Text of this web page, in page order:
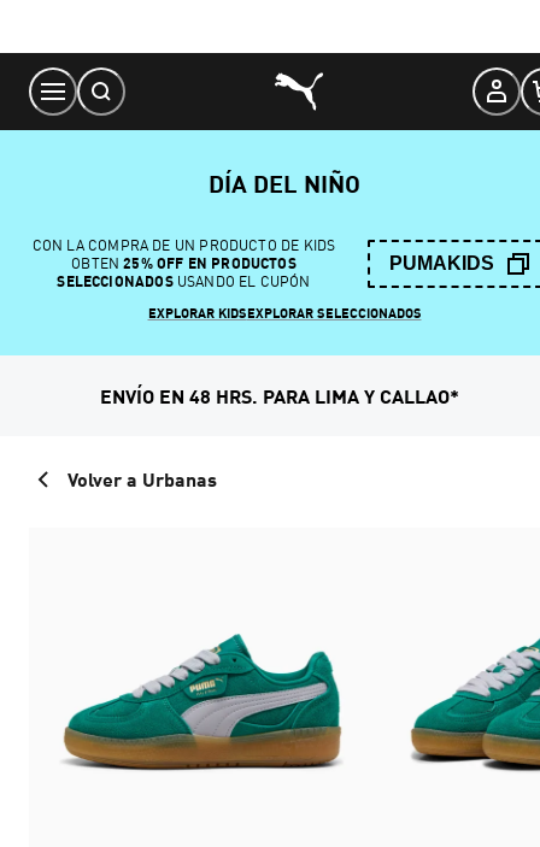
Content
DÍA DEL NIÑO
CON LA COMPRA DE UN PRODUCTO DE KIDS
OBTEN 25% OFF EN PRODUCTOS
SELECCIONADOSUSANDO EL CUPÓN
PUMAKIDS
EXPLORAR KIDSEXPLORAR SELECCIONADOS
ENVÍO EN 48 HRS. PARA LIMA Y CALLAO*
Volver a Urbanas